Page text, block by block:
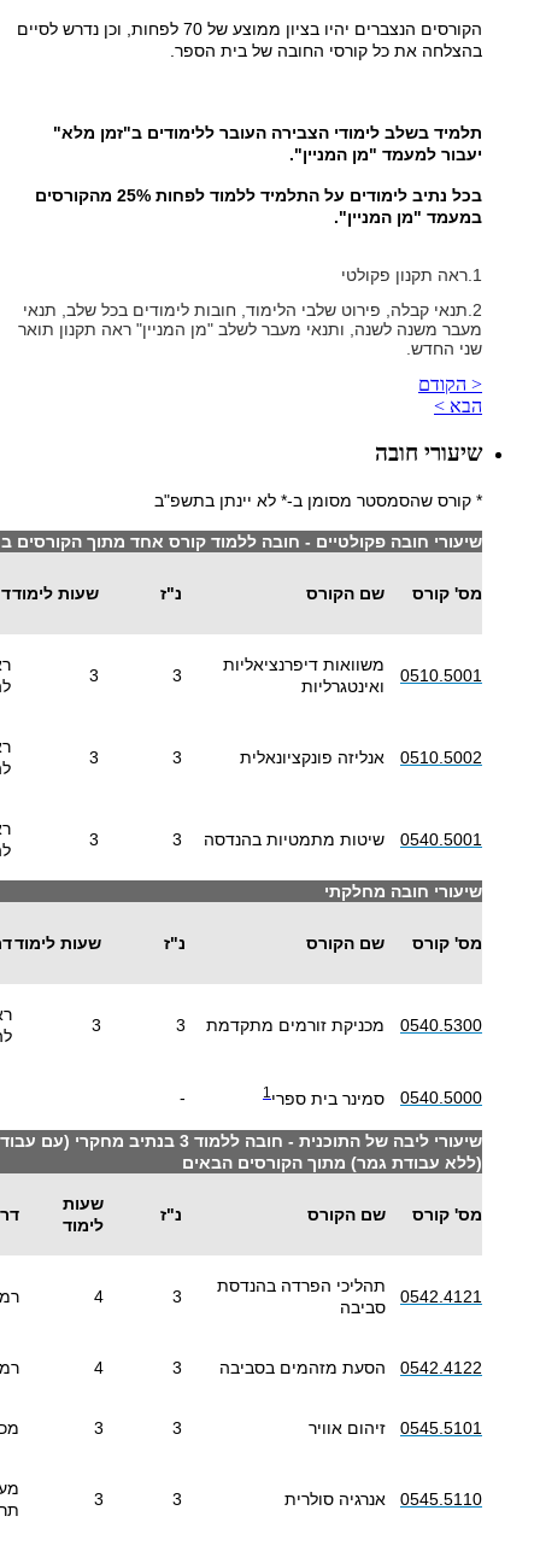
הקורסים הנצברים יהיו בציון ממוצע של 70 לפחות, וכן נדרש לסיים
בהצלחה את כל קורסי החובה של בית הספר.
תלמיד בשלב לימודי הצבירה העובר ללימודים ב"זמן מלא"
יעבור למעמד "מן המניין".
בכל נתיב לימודים על התלמיד ללמוד לפחות 25% מהקורסים
במעמד "מן המניין".
1.ראה תקנון פקולטי
2.תנאי קבלה, פירוט שלבי הלימוד, חובות לימודים בכל שלב, תנאי
מעבר משנה לשנה, ותנאי מעבר לשלב "מן המניין" ראה תקנון תואר
שני החדש.
< הקודם
הבא >
שיעורי חובה
* קורס שהסמסטר מסומן ב-* לא יינתן בתשפ"ב
שיעורי חובה פקולטיים - חובה ללמוד קורס אחד מתוך הקורסים
מס' קורס שם הקורס נ"ז שעות לימוד
0510.5001
משוואות דיפרנציאליות
ואינטגרליות
3
3
0510.5002 אנליזה פונקציונאלית 3
3
0540.5001 שיטות מתמטיות בהנדסה 3
3
שיעורי חובה מחלקתי
מס' קורס שם הקורס נ"ז שעות לימוד
0540.5300 מכניקת זורמים מתקדמת 3
3
0540.5000 סמינר בית ספרי1
-
(ללא עבודת גמר) מתוך הקורסים הבאים
מס' קורס שם הקורס נ"ז
שעות
לימוד
0542.4121
תהליכי הפרדה בהנדסת
סביבה
3
4
0542.4122 הסעת מזהמים בסביבה 3
4
0545.5101 זיהום אוויר 3
3
0545.5110 אנרגיה סולרית 3
3